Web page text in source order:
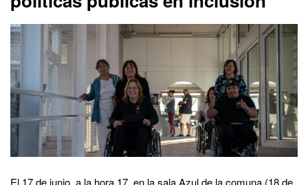
El 17 de junio, a la hora 17, en la sala Azul de la comuna (18 de